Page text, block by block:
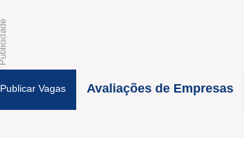
Publicar Vagas Avaliações de Empresas